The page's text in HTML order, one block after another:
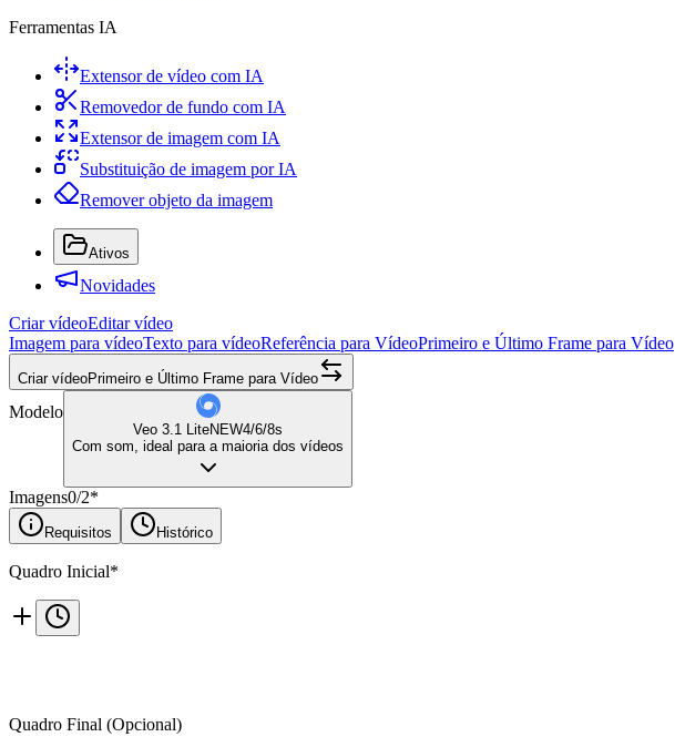
Ferramentas IA
Extensor de vídeo com IA
Removedor de fundo com IA
Extensor de imagem com IA
Substituição de imagem por IA
Remover objeto da imagem
Ativos
Novidades
Criar vídeoEditar vídeo
Imagem para vídeoTexto para vídeoReferência para VídeoPrimeiro e Último Frame para Vídeo
Criar vídeoPrimeiro e Último Frame para Vídeo
Modelo
Veo 3.1 LiteNEW4/6/8s
Com som, ideal para a maioria dos vídeos
Imagens0/2*
Requisitos Histórico
Quadro Inicial*
Quadro Final (Opcional)